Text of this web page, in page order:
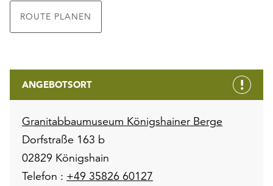
ROUTE PLANEN
ANGEBOTSORT
Granitabbaumuseum Königshainer Berge
Dorfstraße 163 b
02829 Königshain
Telefon : +49 35826 60127